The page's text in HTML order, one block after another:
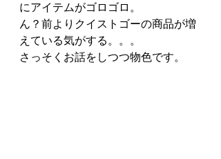
にアイテムがゴロゴロ。
ん？前よりクイストゴーの商品が増
えている気がする。。。
さっそくお話をしつつ物色です。